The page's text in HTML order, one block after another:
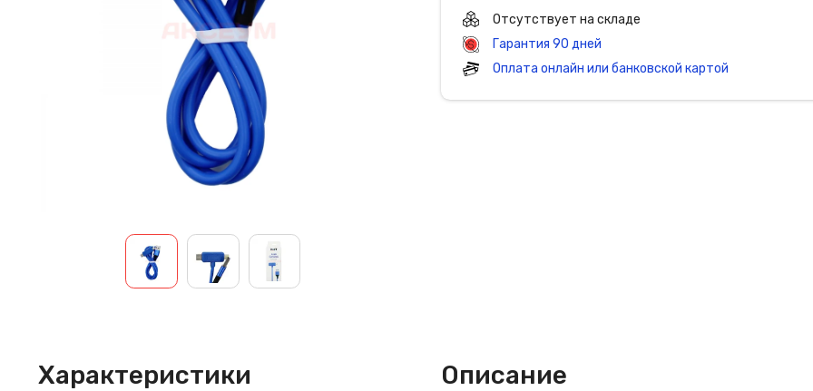
Отсутствует на складе
Гарантия 90 дней
Оплата онлайн или банковской картой
Характеристики Описание